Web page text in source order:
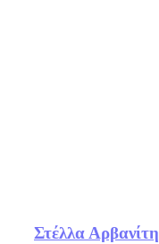
Στέλλα Αρβανίτη